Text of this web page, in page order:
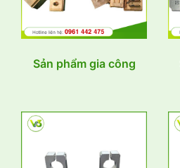
Sản phẩm gia công